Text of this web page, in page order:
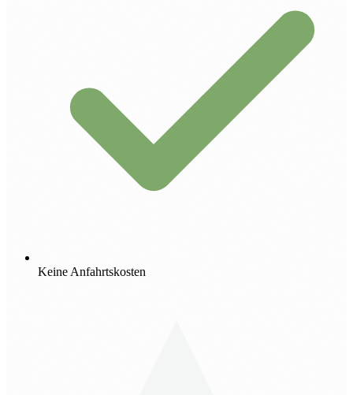
Keine Anfahrtskosten